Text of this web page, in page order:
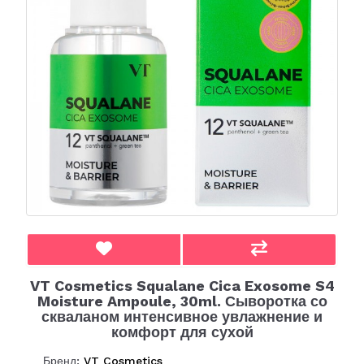
VT Cosmetics Squalane Cica Exosome S4​​
Moisture Ampoule, 30ml. Сыворотка со
скваланом интенсивное увлажнение и
комфорт для сухой
Бренд: VT Cosmetics